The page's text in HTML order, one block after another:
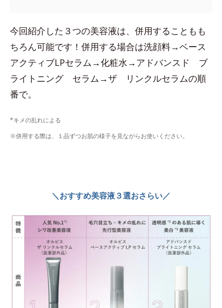
今回紹介した３つの美容液は、併用することもも
ちろん可能です！併用する場合は洗顔料→ベース
アクティブLPセラム→化粧水→アドバンスド ブ
ライトニング セラム→ザ リンクルセラムの順
番で。
*キメの乱れによる
※併用する際は、１品ずつお肌の様子を見ながらお使いください。
＼おすすめ美容液３選おさらい／